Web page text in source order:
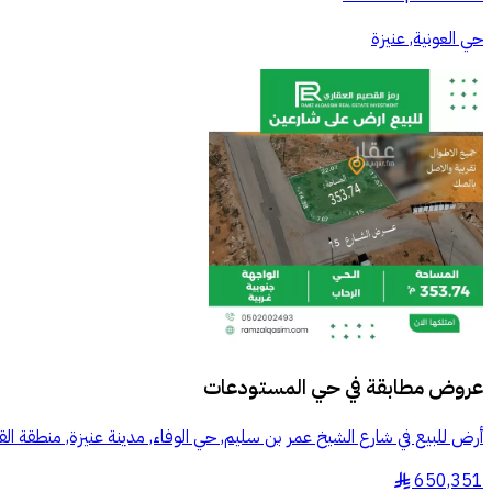
حي العونية, عنيزة
عروض مطابقة فيحي المستودعات
أرض للبيع في شارع الشيخ عمر بن سليم, حي الوفاء, مدينة عنيزة, منطقة
650,351
§